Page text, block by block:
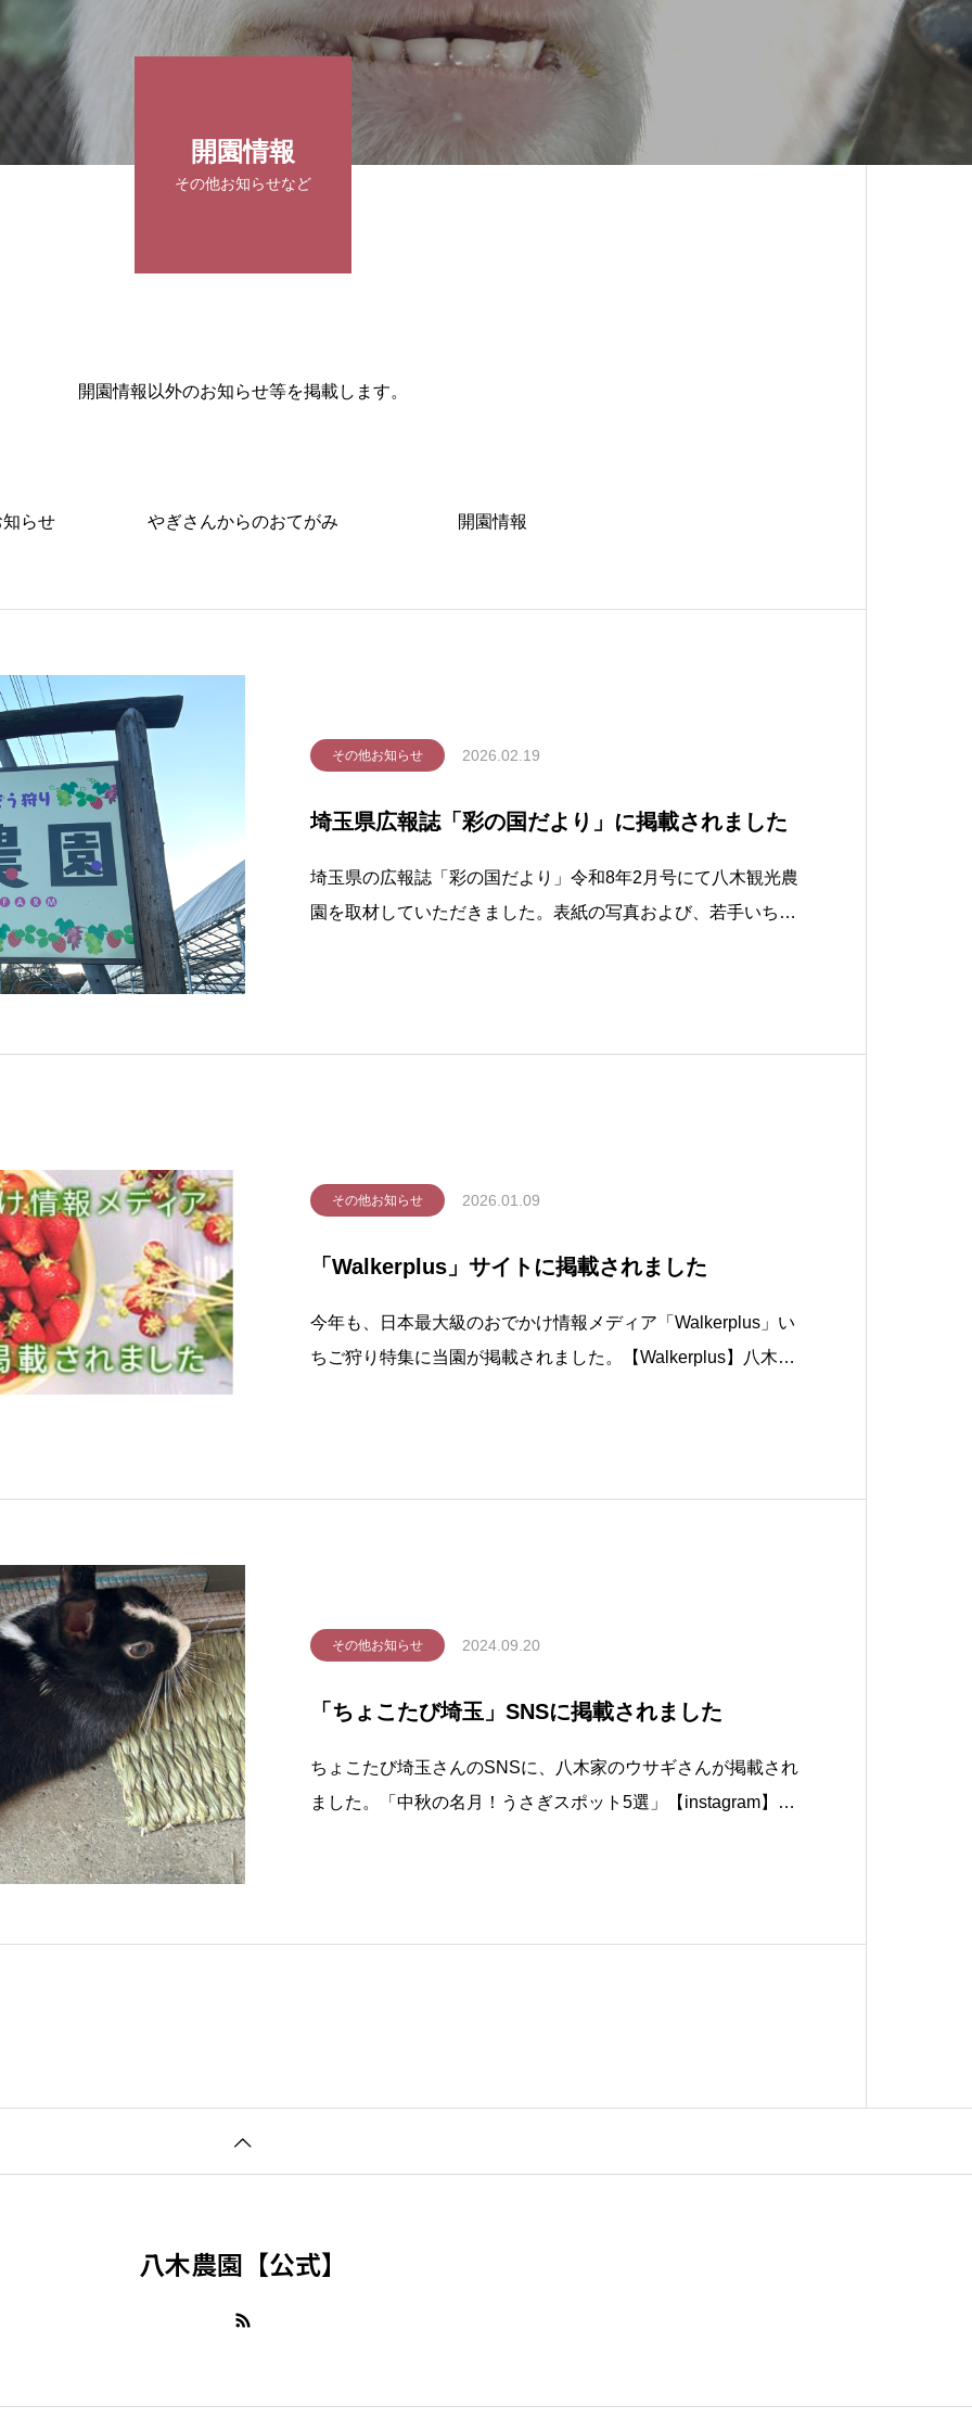
開園情報
その他お知らせなど
開園情報以外のお知らせ等を掲載します。
らせ やぎさんからのおてがみ 開園情報
その他お知らせ 2026.02.19
埼玉県広報誌「彩の国だより」に掲載されました
埼玉県の広報誌「彩の国だより」令和8年2月号にて八木観光農
園を取材していただきました。表紙の写真および、若手いちご
その他お知らせ 2026.01.09
「Walkerplus」サイトに掲載されました
今年も、日本最大級のおでかけ情報メディア「Walkerplus」い
ちご狩り特集に当園が掲載されました。【Walkerplus】八木観
その他お知らせ 2024.09.20
「ちょこたび埼玉」SNSに掲載されました
ちょこたび埼玉さんのSNSに、八木家のウサギさんが掲載され
ました。「中秋の名月！うさぎスポット5選」【instagram】htt
八木農園【公式】